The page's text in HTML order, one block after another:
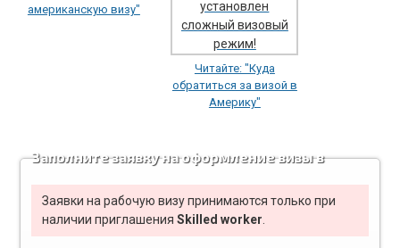
американскую визу"
Читайте: "Куда
обратиться за визой в
Америку"
Заполните заявку на оформление визы в
США
Заявки на рабочую визу принимаются только при
наличии приглашенияSkilled worker